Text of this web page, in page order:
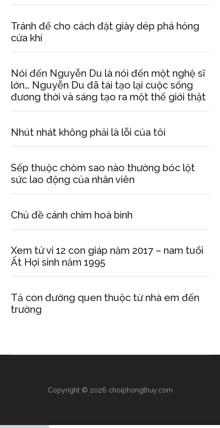
Tránh để cho cách đặt giày dép phá hỏng
cửa khí
Nói đến Nguyễn Du là nói đến một nghệ sĩ
lớn… Nguyễn Du đã tái tạo lại cuộc sống
đương thời và sáng tạo ra một thế giới thật
Nhút nhát không phải là lỗi của tôi
Sếp thuộc chòm sao nào thường bóc lột
sức lao động của nhân viên
Chủ đề cánh chim hoà bình
Xem tử vi 12 con giáp năm 2017 – nam tuổi
Ất Hợi sinh năm 1995
Tả con đường quen thuộc từ nhà em đến
trường
Copyright © 2026 choiphongthuy.com